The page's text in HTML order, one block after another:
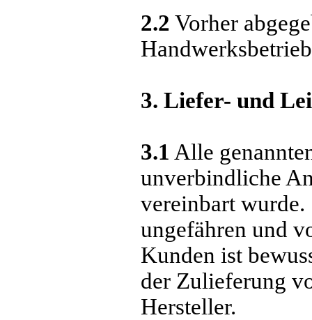
2.2 Vorher
3. Liefer- und
3.1 Alle
unverbindliche
vereinbart wurde.
ungefähren und
Kunden ist
der Zulieferung
Hersteller.